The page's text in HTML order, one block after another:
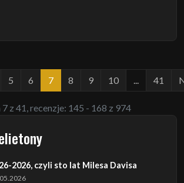
5 6 7 8 9 10 41
7 z 41, recenzje: 145 - 168 z 974
2026, czyli sto lat Milesa Davisa